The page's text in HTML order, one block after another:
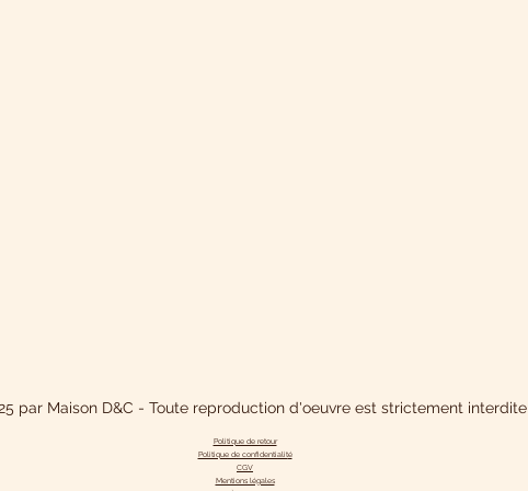
par Maison D&C - Toute reproduction d'oeuvre est strictement interdite
Politique de retour
Politique de confidentialité
CGV
Mentions légales